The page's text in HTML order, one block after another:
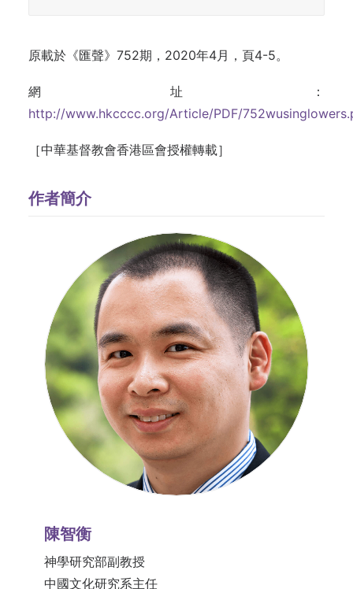
原載於《匯聲》752期，2020年4月，頁4-5。
網址：
http://www.hkcccc.org/Article/PDF/
［中華基督教會香港區會授權轉載］
作者簡介
陳智衡
神學研究部副教授
中國文化研究系主任